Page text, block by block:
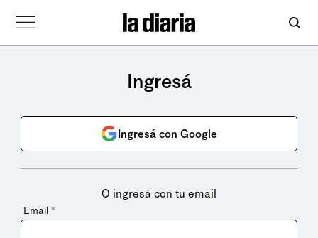
Ingresá
Ingresá con Google
O ingresá con tu email
Email *